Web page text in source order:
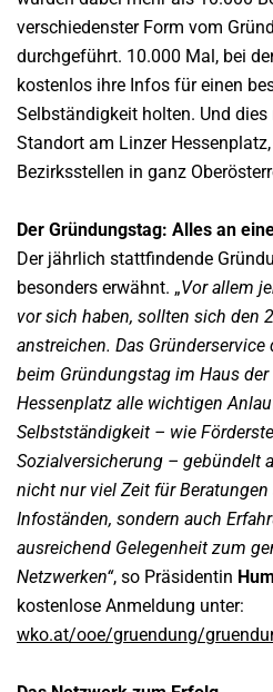
verschiedenster Form vom
durchgeführt. 10.000 Mal, bei
kostenlos ihre Infos für einen
Selbständigkeit holten. Und dies
Standort am Linzer
Bezirksstellen in ganz
Der Gründungstag: Alles an
Der jährlich stattfindende
besonders erwähnt. „Vor allem
vor sich haben, sollten sich den
anstreichen. Das Gründerservice
beim Gründungstag im Haus
Hessenplatz alle wichtigen
Selbstständigkeit – wie
Sozialversicherung – gebündelt
nicht nur viel Zeit für
Infoständen, sondern auch
ausreichend Gelegenheit zum
Netzwerken“, so Präsidentin
kostenlose Anmeldung unter:
wko.at/ooe/gruendung/